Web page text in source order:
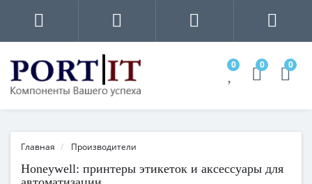
0 0 0
Главная Производители
Honeywell: принтеры этикеток и аксессуары для